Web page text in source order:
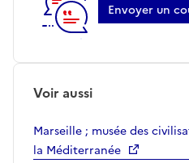
Envoyer un
Voir aussi
Marseille ; musée des
la Méditerranée